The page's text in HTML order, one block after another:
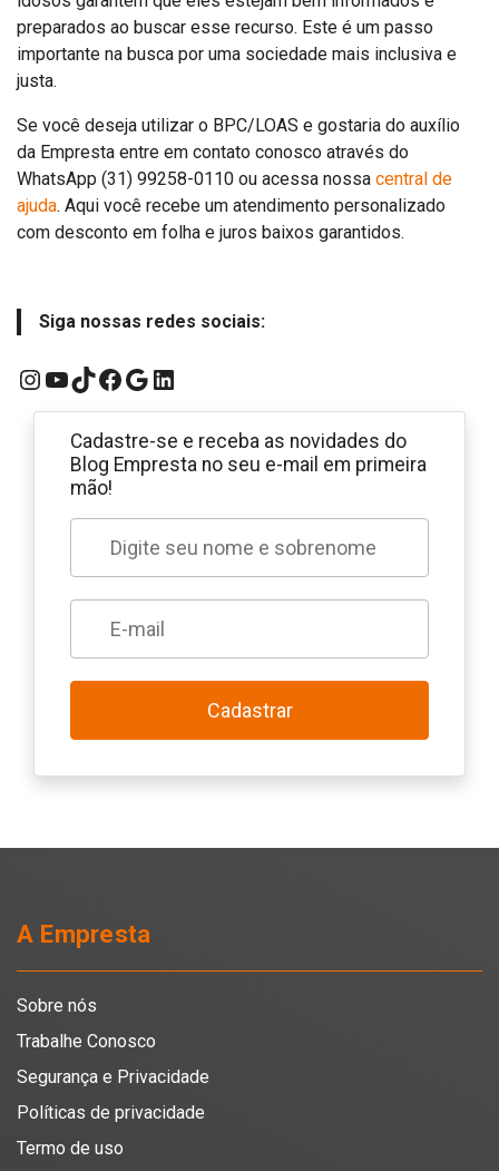
preparados ao buscar esse recurso. Este é um passo
importante na busca por uma sociedade mais inclusiva e
justa.
Se você deseja utilizar o BPC/LOAS e gostaria do auxílio
da Empresta entre em contato conosco através do
WhatsApp (31) 99258-0110 ou acessa nossa central de
ajuda. Aqui você recebe um atendimento personalizado
com desconto em folha e juros baixos garantidos.
Siga nossas redes sociais:
Instagram
YouTube
TikTok
Facebook
Google
LinkedIn
Cadastre-se e receba as novidades do
Blog Empresta no seu e-mail em primeira
mão!
Cadastrar
A Empresta
Sobre nós
Trabalhe Conosco
Segurança e Privacidade
Políticas de privacidade
Termo de uso